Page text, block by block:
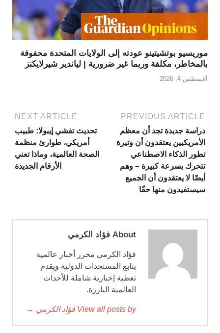
موريسيو بوتشيتينو عودته إلى الولايات المتحدة محفوفة
بالمخاطر، مكلفة وربما غير ضرورية | لياندير شيرلايكنز
أغسطس 4, 2026
PREVIOUS ARTICLE
دراسة جديدة تجد أن معظم
الأمريكيين يعتقدون أن وتيرة
تطور الذكاء الاصطناعي
تتحرك بسرعة كبيرة – وهم
أيضًا لا يعتقدون أن الجميع
سيستفيدون منها حقًا
NEXT ARTICLE
تحديث تفشي إيبولا: طبيب
أمريكي، طوارئ منظمة
الصحة العالمية، وماذا تعني
الأرقام الجديدة
About فؤاد الكرمي
فؤاد الكرمي محرر أخبار عالمية
يتابع المستجدات الدولية ويقدم
تغطية إخبارية شاملة للأحداث
العالمية البارزة.
View all posts by فؤاد الكرمي →